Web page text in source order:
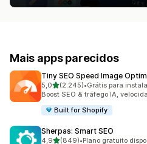
Mais apps parecidos
Tiny SEO Speed Image
5,0de 5 estrelas
(2.245)
2245 avaliações ao todo
•Grátis para
Boost SEO & tráfego IA,
Built for Shopify
Sherpas: Smart SEO
4,9de 5 estrelas
(849)•Plano gratuito